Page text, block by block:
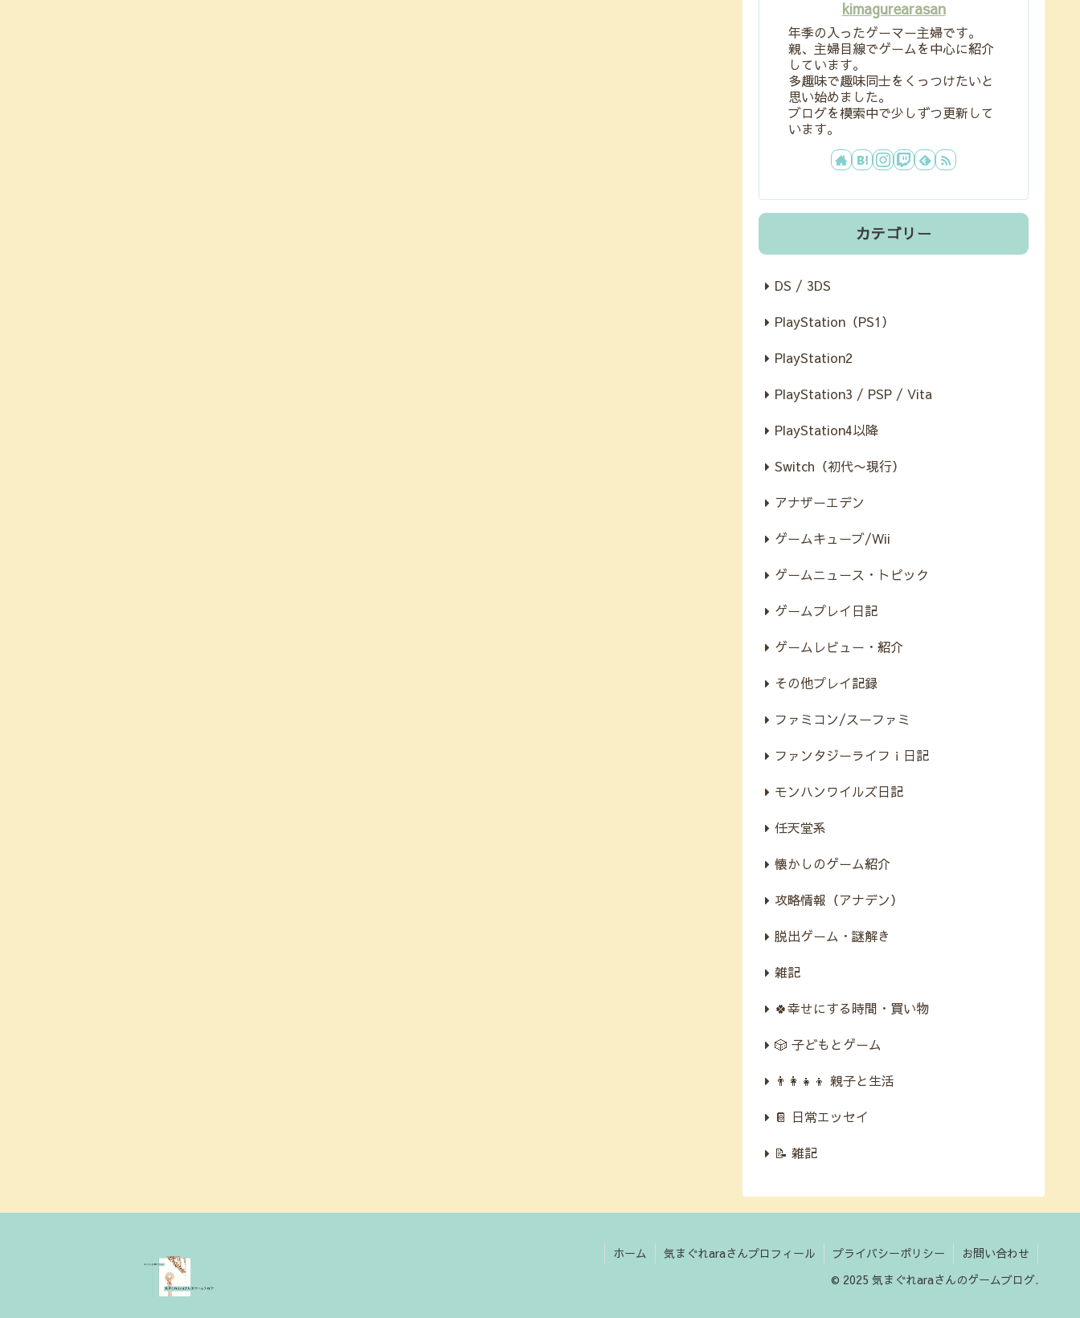
kimagurearasan
年季の入ったゲーマー主婦です。
親、主婦目線でゲームを中心に紹介
しています。
多趣味で趣味同士をくっつけたいと
思い始めました。
ブログを模索中で少しずつ更新して
います。
カテゴリー
DS / 3DS
PlayStation（PS1）
PlayStation2
PlayStation3 / PSP / Vita
PlayStation4以降
Switch（初代〜現行）
アナザーエデン
ゲームキューブ/Wii
ゲームニュース・トピック
ゲームプレイ日記
ゲームレビュー・紹介
その他プレイ記録
ファミコン/スーファミ
ファンタジーライフｉ日記
モンハンワイルズ日記
任天堂系
懐かしのゲーム紹介
攻略情報（アナデン）
脱出ゲーム・謎解き
雑記
🍀幸せにする時間・買い物
🎲 子どもとゲーム
👨‍👩‍👧‍👦 親子と生活
📔 日常エッセイ
📝 雑記
ホーム 気まぐれaraさんプロフィール プライバシーポリシー
お問い合わせ
© 2025 気まぐれaraさんのゲームブログ.